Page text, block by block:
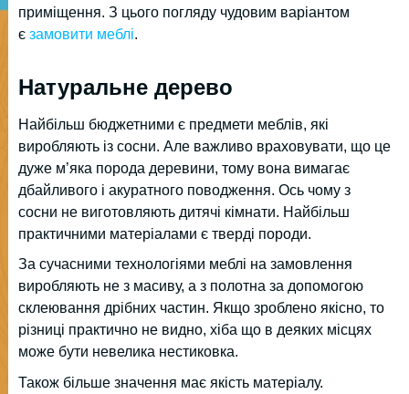
приміщення. З цього погляду чудовим варіантом
є замовити меблі.
Натуральне дерево
Найбільш бюджетними є предмети меблів, які
виробляють із сосни. Але важливо враховувати, що це
дуже м’яка порода деревини, тому вона вимагає
дбайливого і акуратного поводження. Ось чому з
сосни не виготовляють дитячі кімнати. Найбільш
практичними матеріалами є тверді породи.
За сучасними технологіями меблі на замовлення
виробляють не з масиву, а з полотна за допомогою
склеювання дрібних частин. Якщо зроблено якісно, то
різниці практично не видно, хіба що в деяких місцях
може бути невелика нестиковка.
Також більше значення має якість матеріалу.